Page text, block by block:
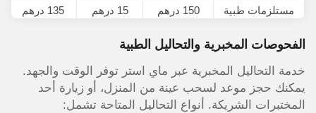
مستلزمات طبية
150 درهم 15 درهم 135 درهم
الفحوصات المخبرية والتحاليل الطبية
خدمة التحاليل المخبرية عبر ماي استر توفر الوقت والجهد.
يمكنك حجز موعد لسحب عينة من المنزل، أو زيارة أحد
المختبرات الشريكة. أنواع التحاليل المتاحة تشمل: